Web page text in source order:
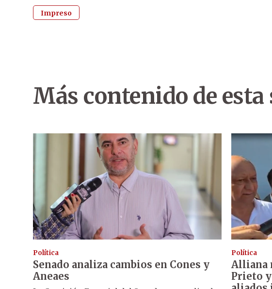
Impreso
Más contenido de esta
Política
Senado analiza cambios en Cones y
Aneaes
Política
Alliana
Prieto